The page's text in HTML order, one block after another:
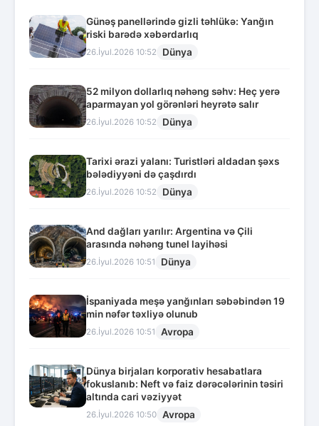
Günəş panellərində gizli təhlükə: Yanğın
riski barədə xəbərdarlıq
26.İyul.2026 10:52 Dünya
52 milyon dollarlıq nəhəng səhv: Heç yerə
aparmayan yol görənləri heyrətə salır
26.İyul.2026 10:52 Dünya
Tarixi ərazi yalanı: Turistləri aldadan şəxs
bələdiyyəni də çaşdırdı
26.İyul.2026 10:52 Dünya
And dağları yarılır: Argentina və Çili
arasında nəhəng tunel layihəsi
26.İyul.2026 10:51 Dünya
İspaniyada meşə yanğınları səbəbindən 19
min nəfər təxliyə olunub
26.İyul.2026 10:51 Avropa
Dünya birjaları korporativ hesabatlara
fokuslanıb: Neft və faiz dərəcələrinin təsiri
altında cari vəziyyət
26.İyul.2026 10:50 Avropa